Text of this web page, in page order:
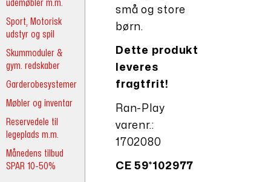
udemøbler m.m.
Sport, Motorisk
udstyr og spil
Skummoduler &
gym. redskaber
Garderobesystemer
Møbler og inventar
Reservedele til
legeplads m.m.
Månedens tilbud
SPAR 10-50%
små og store
børn.
Dette produkt
leveres
fragtfrit!
Ran-Play
varenr.:
1702080
CE 59*102977